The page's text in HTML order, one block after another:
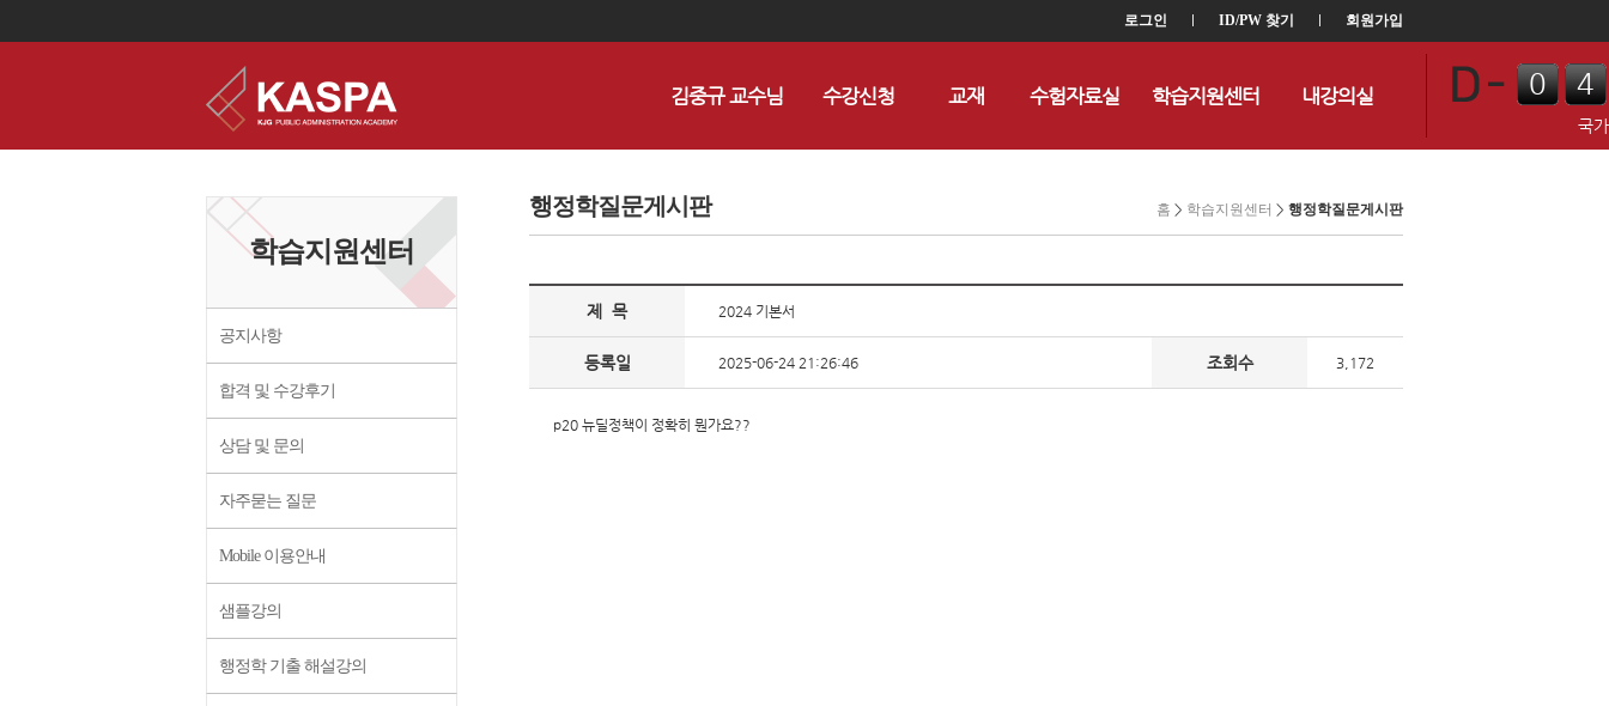
로그인 ID/PW 찾기 회원가입
0
4
8
국
김중규 교수님 수강신청 교재 수험자료실 학습지원센터 내강의실
학습지원센터
공지사항
합격 및 수강후기
상담 및 문의
자주묻는 질문
Mobile 이용안내
샘플강의
행정학 기출 해설강의
행정학질문게시판 홈 > 학습지원센터 > 행정학질문게시판
제 목 2024 기본서
등록일 2025-06-24 21:26:46 조회수 3,172
p20 뉴딜정책이 정확히 뭔가요??